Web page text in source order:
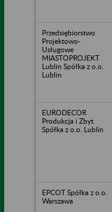
Przedsiębiorstwo
Projektowo-
Usługowe
MIASTOPROJEKT
Lublin Spółka z o.o.
Lublin
EURODECOR
Produkcja i Zbyt
Spółka z o.o. Lublin
EPCOT Spółka z o.o.
Warszawa